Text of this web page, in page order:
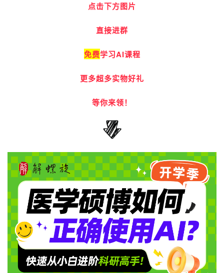
点击下方图片
直接进群
免费学习AI课程
更多超多实物好礼
等你来领！